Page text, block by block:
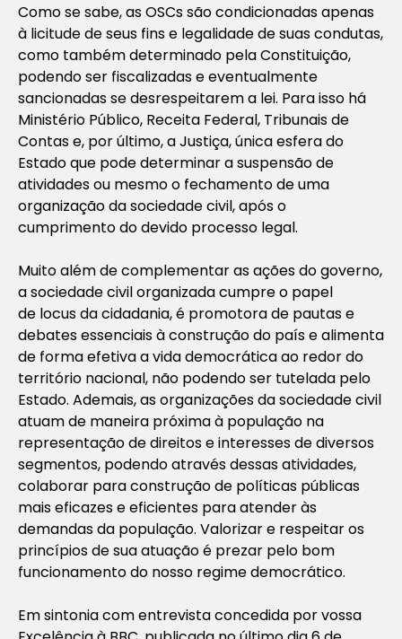
Como se sabe, as OSCs são condicionadas apenas
à licitude de seus fins e legalidade de suas condutas,
como também determinado pela Constituição,
podendo ser fiscalizadas e eventualmente
sancionadas se desrespeitarem a lei. Para isso há
Ministério Público, Receita Federal, Tribunais de
Contas e, por último, a Justiça, única esfera do
Estado que pode determinar a suspensão de
atividades ou mesmo o fechamento de uma
organização da sociedade civil, após o
cumprimento do devido processo legal.
Muito além de complementar as ações do governo,
a sociedade civil organizada cumpre o papel
de locusda cidadania, é promotora de pautas e
debates essenciais à construção do país e alimenta
de forma efetiva a vida democrática ao redor do
território nacional, não podendo ser tutelada pelo
Estado. Ademais, as organizações da sociedade civil
atuam de maneira próxima à população na
representação de direitos e interesses de diversos
segmentos, podendo através dessas atividades,
colaborar para construção de políticas públicas
mais eficazes e eficientes para atender às
demandas da população. Valorizar e respeitar os
princípios de sua atuação é prezar pelo bom
funcionamento do nosso regime democrático.
Em sintonia com entrevista concedida por vossa